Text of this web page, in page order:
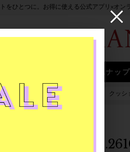
をひとつに。お得に使える公式アプリ×オン
スナップ
アス バッグ クッシ
「